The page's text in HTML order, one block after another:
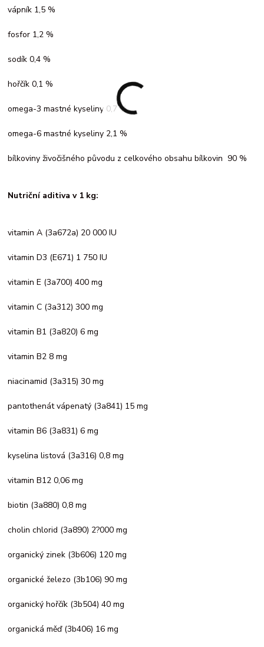
vápník 1,5 %
fosfor 1,2 %
sodík 0,4 %
hořčík 0,1 %
omega-3 mastné kyseliny 0,7 %
omega-6 mastné kyseliny 2,1 %
bílkoviny živočišného původu z celkového obsahu bílkovin 90 %
Nutriční aditiva v 1 kg:
vitamin A (3a672a) 20 000 IU
vitamin D3 (E671) 1 750 IU
vitamin E (3a700) 400 mg
vitamin C (3a312) 300 mg
vitamin B1 (3a820) 6 mg
vitamin B2 8 mg
niacinamid (3a315) 30 mg
pantothenát vápenatý (3a841) 15 mg
vitamin B6 (3a831) 6 mg
kyselina listová (3a316) 0,8 mg
vitamin B12 0,06 mg
biotin (3a880) 0,8 mg
cholin chlorid (3a890) 2?000 mg
organický zinek (3b606) 120 mg
organické železo (3b106) 90 mg
organický hořčík (3b504) 40 mg
organická měď (3b406) 16 mg